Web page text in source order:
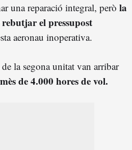
una reparació integral, però la
el pressupost
aeronau inoperativa.
la segona unitat van arribar
de 4.000 hores de vol.